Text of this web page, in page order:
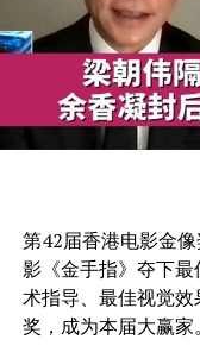
第42届香港电影金
影《金手指》夺下
术指导、最佳视觉
奖，成为本届大赢家。